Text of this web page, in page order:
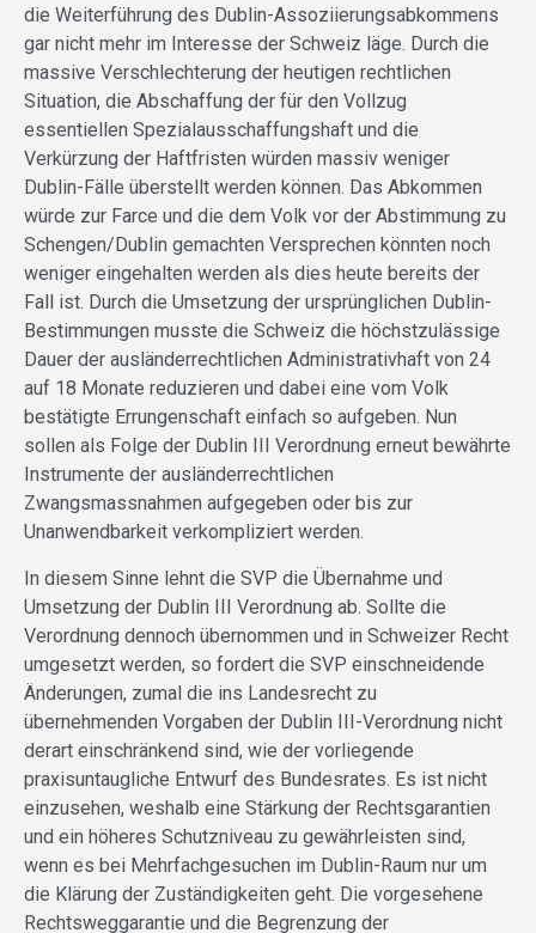
die Weiterführung des Dublin-Assoziierungsabkommens
gar nicht mehr im Interesse der Schweiz läge. Durch die
massive Verschlechterung der heutigen rechtlichen
Situation, die Abschaffung der für den Vollzug
essentiellen Spezialausschaffungshaft und die
Verkürzung der Haftfristen würden massiv weniger
Dublin-Fälle überstellt werden können. Das Abkommen
würde zur Farce und die dem Volk vor der Abstimmung zu
Schengen/Dublin gemachten Versprechen könnten noch
weniger eingehalten werden als dies heute bereits der
Fall ist. Durch die Umsetzung der ursprünglichen Dublin-
Bestimmungen musste die Schweiz die höchstzulässige
Dauer der ausländerrechtlichen Administrativhaft von 24
auf 18 Monate reduzieren und dabei eine vom Volk
bestätigte Errungenschaft einfach so aufgeben. Nun
sollen als Folge der Dublin III Verordnung erneut bewährte
Instrumente der ausländerrechtlichen
Zwangsmassnahmen aufgegeben oder bis zur
Unanwendbarkeit verkompliziert werden.
In diesem Sinne lehnt die SVP die Übernahme und
Umsetzung der Dublin III Verordnung ab. Sollte die
Verordnung dennoch übernommen und in Schweizer Recht
umgesetzt werden, so fordert die SVP einschneidende
Änderungen, zumal die ins Landesrecht zu
übernehmenden Vorgaben der Dublin III-Verordnung nicht
derart einschränkend sind, wie der vorliegende
praxisuntaugliche Entwurf des Bundesrates. Es ist nicht
einzusehen, weshalb eine Stärkung der Rechtsgarantien
und ein höheres Schutzniveau zu gewährleisten sind,
wenn es bei Mehrfachgesuchen im Dublin-Raum nur um
die Klärung der Zuständigkeiten geht. Die vorgesehene
Rechtsweggarantie und die Begrenzung der